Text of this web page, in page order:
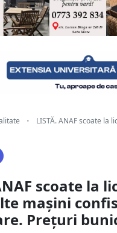
•
LISTĂ. ANAF scoate la
scoate la
mașini
Prețuri